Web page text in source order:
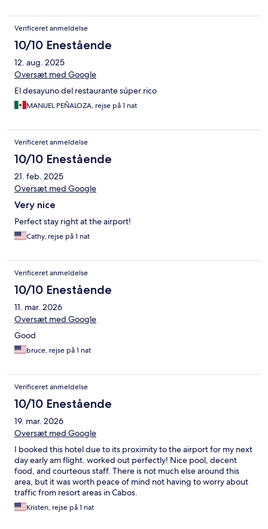
Verificeret anmeldelse
10/10 Enestående
12. aug. 2025
Oversæt med Google
El desayuno del restaurante súper rico
MANUEL PEÑALOZA, rejse på 1 nat
Verificeret anmeldelse
10/10 Enestående
21. feb. 2025
Oversæt med Google
Very nice
Perfect stay right at the airport!
Cathy, rejse på 1 nat
Verificeret anmeldelse
10/10 Enestående
11. mar. 2026
Oversæt med Google
Good
bruce, rejse på 1 nat
Verificeret anmeldelse
10/10 Enestående
19. mar. 2026
Oversæt med Google
I booked this hotel due to its proximity to the airport for my next
day early am flight. worked out perfectly! Nice pool, decent
food, and courteous staff. There is not much else around this
area, but it was worth peace of mind not having to worry about
traffic from resort areas in Cabos.
Kristen, rejse på 1 nat